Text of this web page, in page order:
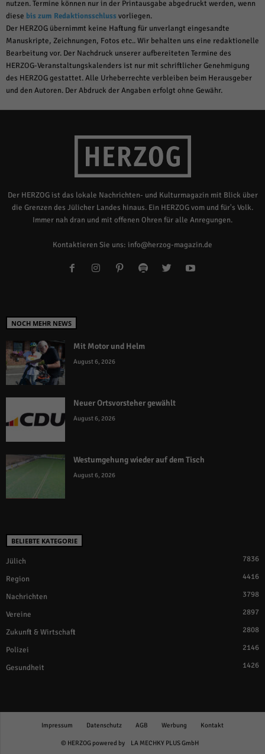
nutzen. Termine können nur in der Printausgabe abgedruckt werden, wenn
diese bis zum Redaktionsschlussvorliegen.
Der HERZOG übernimmt keine Haftung für unverlangt eingesandte
Manuskripte, Zeichnungen, Fotos etc.. Wir behalten uns eine redaktionelle
Bearbeitung vor. Der Nachdruck unserer aufbereiteten Termine des
HERZOG-Veranstaltungskalenders ist nur mit schriftlicher Genehmigung
des HERZOG gestattet. Alle Urheberrechte verbleiben beim Herausgeber
und den Autoren. Der Abdruck der Angaben erfolgt ohne Gewähr.
Der HERZOG ist das lokale Nachrichten- und Kulturmagazin mit Blick über
die Grenzen des Jülicher Landes hinaus. Ein HERZOG vom und für's Volk.
Immer nah dran und mit offenen Ohren für alle Anregungen.
Kontaktieren Sie uns: info@herzog-magazin.de
NOCH MEHR NEWS
Mit Motor und Helm
August 6, 2026
Neuer Ortsvorsteher gewählt
August 6, 2026
Westumgehung wieder auf dem Tisch
August 6, 2026
BELIEBTE KATEGORIE
Jülich 7836
Region 4416
Nachrichten 3798
Vereine 2897
Zukunft & Wirtschaft 2808
Polizei 2146
Gesundheit 1426
Impressum Datenschutz AGB Werbung Kontakt
© HERZOG powered by LA MECHKY PLUS GmbH